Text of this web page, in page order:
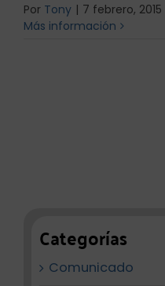
Por Tony | 7 febrero, 2015
Más información
Categorías
Comunicado